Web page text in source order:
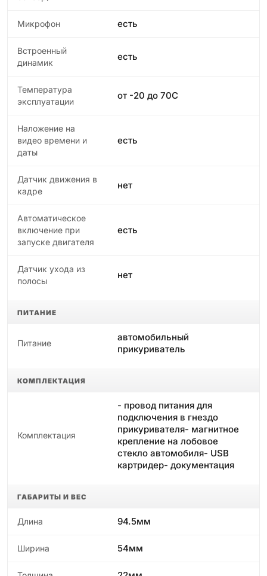
Микрофон есть
Встроенный
динамик
есть
Температура
эксплуатации
от -20 до 70С
Наложение на
видео времени и
даты
есть
Датчик движения в
кадре
нет
Автоматическое
включение при
запуске двигателя
есть
Датчик ухода из
полосы
нет
ПИТАНИЕ
Питание
автомобильный
прикуриватель
КОМПЛЕКТАЦИЯ
Комплектация
- провод питания для
подключения в гнездо
прикуривателя- магнитное
крепление на лобовое
стекло автомобиля- USB
картридер- документация
ГАБАРИТЫ И ВЕС
Длина 94.5мм
Ширина 54мм